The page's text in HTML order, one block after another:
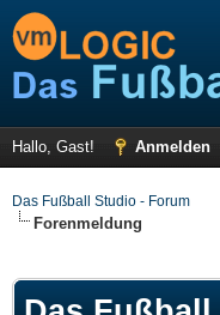
Hallo, Gast! Anmelden
Das Fußball Studio - Forum
Forenmeldung